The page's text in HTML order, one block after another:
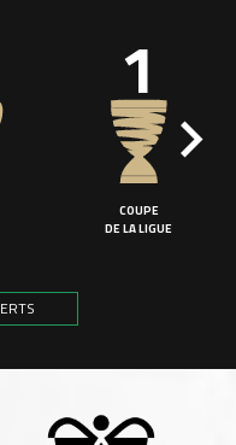
1
COUPE
DE LA LIGUE